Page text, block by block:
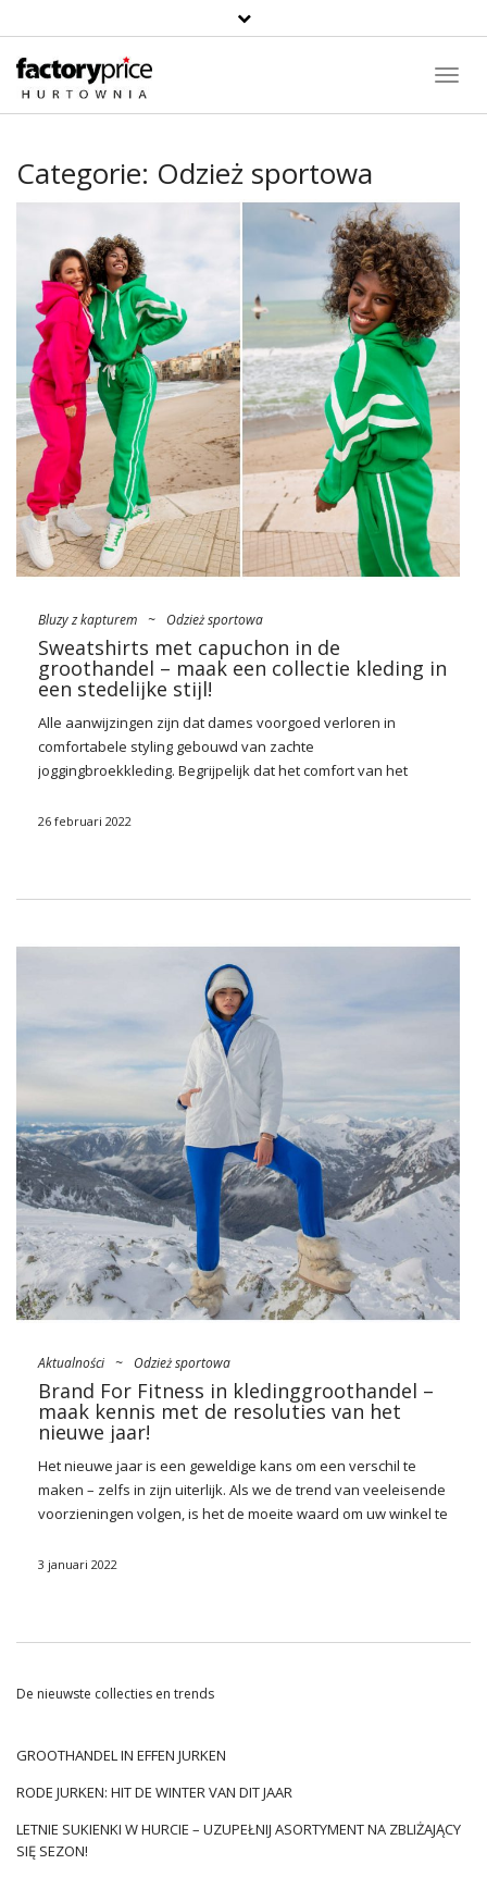
Categorie: Odzież sportowa
Bluzy z kapturem ~ Odzież sportowa
Sweatshirts met capuchon in de
groothandel – maak een collectie kleding in
een stedelijke stijl!
Alle aanwijzingen zijn dat dames voorgoed verloren in
comfortabele styling gebouwd van zachte
joggingbroekkleding. Begrijpelijk dat het comfort van het
helemaal niet betekent dat je een vrouwelijke look opgeeft!
Bovendien combineren ze intrendy
joggingbroeken, hoewel ze ook perfect passen bij jeans.
Ontdek de meest modieuze soorten dameshoodies die je in
een goede online groothandel vindt en gebruik de mode voor
Een sweaterrevolutie in
kledingkasten voor dames!
De periode van huisisolatie veroorzaakt door exacerbaties
van de pandemie opende de ogen van vrouwen voor wat het
belangrijkste is in de dagelijkse dresscode. Ze tellen
allereerst comfort …
26 februari 2022
Aktualności ~ Odzież sportowa
Brand For Fitness in kledinggroothandel –
maak kennis met de resoluties van het
nieuwe jaar!
Het nieuwe jaar is een geweldige kans om een verschil te
maken – zelfs in zijn uiterlijk. Als we de trend van veeleisende
voorzieningen volgen, is het de moeite waard om uwwinkel te
komt. Wat gaat er goed uit? Wij bieden onder andere
wholesale – waarom is het het
waard?
3 januari 2022
De nieuwste collecties en trends
GROOTHANDEL IN EFFEN JURKEN
RODE JURKEN: HIT DE WINTER VAN DIT JAAR
LETNIE SUKIENKI W HURCIE – UZUPEŁNIJ ASORTYMENT NA ZBLIŻAJĄCY
SIĘ SEZON!